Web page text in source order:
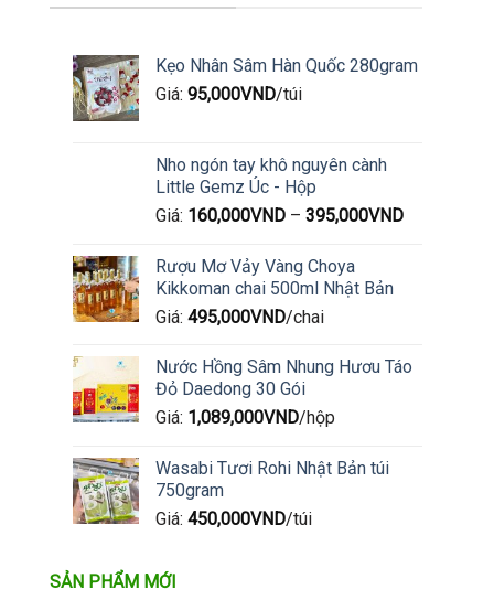
Kẹo Nhân Sâm Hàn Quốc 280gram
Giá: 95,000VND/túi
Nho ngón tay khô nguyên cành
Little Gemz Úc - Hộp
Giá: 160,000VND– 395,000VND
Rượu Mơ Vảy Vàng Choya
Kikkoman chai 500ml Nhật Bản
Giá: 495,000VND/chai
Nước Hồng Sâm Nhung Hươu Táo
Đỏ Daedong 30 Gói
Giá: 1,089,000VND/hộp
Wasabi Tươi Rohi Nhật Bản túi
750gram
Giá: 450,000VND/túi
SẢN PHẨM MỚI